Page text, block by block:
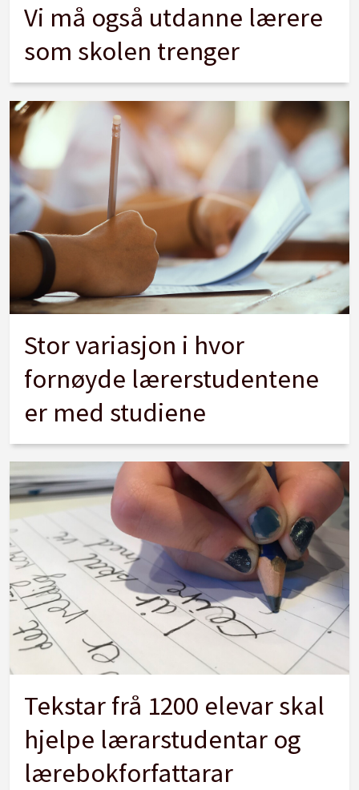
Vi må også utdanne lærere
som skolen trenger
Stor variasjon i hvor
fornøyde lærerstudentene
er med studiene
Tekstar frå 1200 elevar skal
hjelpe lærarstudentar og
lærebokforfattarar